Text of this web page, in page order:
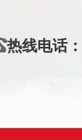
热线电话：